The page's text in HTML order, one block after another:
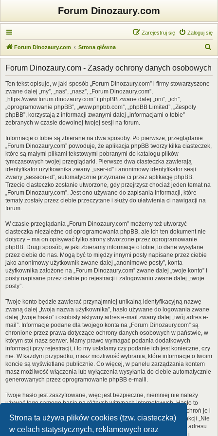
Strona ta używa plików cookies (tzw. ciasteczka)
w celach statystycznych, reklamowych oraz
Forum Dinozaury.com
Zaloguj się
Zarejestruj się
Forum Dinozaury.com Strona główna
z
Forum Dinozaury.com - Zasady ochrony danych osobowych
Ten tekst opisuje, w jaki sposób „Forum Dinozaury.com” i firmy stowarzyszone
zwane dalej „my”, „nas”, „nasz”, „Forum Dinozaury.com”,
„https://www.forum.dinozaury.com” i phpBB zwane dalej „oni”, „ich”,
„oprogramowanie phpBB”, „www.phpbb.com”, „phpBB Limited”, „Zespoły
phpBB”, korzystają z informacji zwanymi dalej „informacjami o tobie”
zebranych w czasie dowolnej twojej sesji na forum.
Informacje o tobie są zbierane na dwa sposoby. Po pierwsze, przeglądanie
„Forum Dinozaury.com” powoduje, że aplikacja phpBB tworzy kilka ciasteczek,
które są małymi plikami tekstowymi pobranymi do katalogu plików
tymczasowych twojej przeglądarki. Pierwsze dwa ciasteczka zawierają
identyfikator użytkownika zwany „user-id” i anonimowy identyfikator sesji
zwany „session-id”, automatycznie przyznane ci przez aplikację phpBB.
Trzecie ciasteczko zostanie utworzone, gdy przejrzysz chociaż jeden temat na
„Forum Dinozaury.com”. Jest ono używane do zapisania informacji, które
tematy zostały przez ciebie przeczytane i służy do ułatwienia ci nawigacji na
forum.
W czasie przeglądania „Forum Dinozaury.com” możemy też utworzyć
ciasteczka niezależne od oprogramowania phpBB, ale ich ten dokument nie
dotyczy – ma on opisywać tylko strony stworzone przez oprogramowanie
phpBB. Drugi sposób, w jaki zbieramy informacje o tobie, to dane wysyłane
przez ciebie do nas. Mogą być to między innymi posty napisane przez ciebie
jako anonimowy użytkownik zwane dalej „anonimowe posty”, konta
użytkownika założone na „Forum Dinozaury.com” zwane dalej „twoje konto” i
posty napisane przez ciebie po rejestracji i zalogowaniu zwane dalej „twoje
posty”.
Twoje konto będzie zawierać przynajmniej unikalną identyfikacyjną nazwę
zwaną dalej „twoja nazwa użytkownika”, hasło używane do logowania zwane
dalej „twoje hasło” i osobisty aktywny adres e-mail zwany dalej „twój adres e-
mail”. Informacje podane dla twojego konta na „Forum Dinozaury.com” są
chronione przez prawa dotyczące ochrony danych osobowych w państwie, w
którym stoi nasz serwer. Mamy prawo wymagać podania dodatkowych
informacji przy rejestracji, i to my ustalamy czy podanie ich jest konieczne, czy
nie. W każdym przypadku, masz możliwość wybrania, które informacje o twoim
koncie są wyświetlane publicznie. Co więcej, w panelu zarządzania kontem
masz możliwość włączenia lub wyłączenia wysyłania do ciebie automatycznie
generowanych przez oprogramowanie phpBB e-maili.
Twoje hasło jest zaszyfrowane, więc jest bezpieczne, niemniej nie należy
używać tego samego hasła na różnych witrynach internetowych. Hasło to
umożliwia dostęp do twojego konta na „Forum Dinozaury.com”, więc chroń je i
w żadnym wypadku nie podawajnikomu. Jeśli je zapomnisz, użyj funkcji „Nie
pamiętam hasła”. Witryna poprosi cię o podanie nazwy użytkownika i adresu
e-mail. Po podaniu tych danych zostanie wygenerowane nowe hasło i